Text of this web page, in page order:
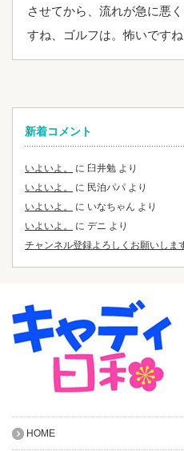
させてから、流れが急に悪
すね、ゴルフは。怖いです
新着コメント
いよいよ。 に 臼井勉 より
いよいよ。
に 民泊パパ より
いよいよ。
に いなちゃん より
いよいよ。
に デニ より
チャンネル登録よろしくお願いしま
HOME